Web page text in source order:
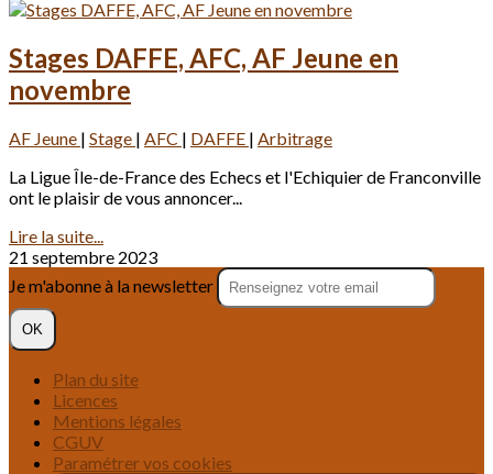
Stages DAFFE, AFC, AF Jeune en
novembre
AF Jeune | Stage | AFC | DAFFE | Arbitrage
La Ligue Île-de-France des Echecs et l'Echiquier de Franconville
ont le plaisir de vous annoncer...
Lire la suite...
21 septembre 2023
Je m'abonne à la newsletter
OK
Plan du site
Licences
Mentions légales
CGUV
Paramétrer vos cookies